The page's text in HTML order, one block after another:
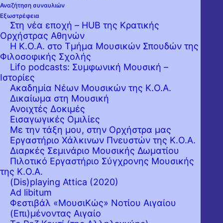
Αναζήτηση συναυλιών
Εξωστρέφεια
Στη νέα εποχή – HUB της Κρατικής
Ορχήστρας Αθηνών
Η Κ.Ο.Α. στο Τμήμα Μουσικών Σπουδών της
Φιλοσοφικής Σχολής
Lifo podcasts: Συμφωνική Μουσική –
Ιστορίες
Ακαδημία Νέων Μουσικών της Κ.Ο.Α.
Δικαίωμα στη Μουσική
Ανοιχτές Δοκιμές
Εισαγωγικές Ομιλίες
Με την τάξη μου, στην Ορχήστρα μας
Εργαστήριo Χάλκινων Πνευστών της Κ.Ο.Α.
Διαρκές Σεμινάριο Μουσικής Δωματίου
Πιλοτικό Εργαστήριο Σύγχρονης Μουσικής
της Κ.Ο.Α.
(Dis)playing Attica (2020)
Ad libitum
Φεστιβάλ «ΜουσιΚώς» Νοτίου Αιγαίου
(Επι)μένοντας Αιγαίο
Η Κρατική Ορχήστρα Αθηνών, υπό τη
διεύθυνση του Βύρωνα Φιδετζή, ερμηνεύει